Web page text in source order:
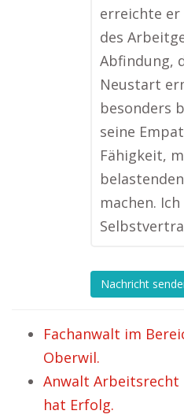
erreichte er
des
Abfindung,
Neustart
besonders
seine
Fähigkeit,
machen.
Nachricht
Fachanwalt im
Oberwil.
Anwalt Arbeitsrecht
hat Erfolg.